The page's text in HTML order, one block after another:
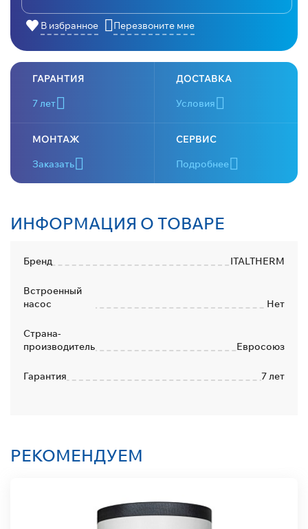
В избранное Перезвоните мне
ГАРАНТИЯ
7 лет
ДОСТАВКА
Условия
МОНТАЖ
Заказать
СЕРВИС
Подробнее
ИНФОРМАЦИЯ О ТОВАРЕ
Бренд ITALTHERM
Встроенный
насос
Нет
Страна-
производитель
Евросоюз
Гарантия 7 лет
РЕКОМЕНДУЕМ